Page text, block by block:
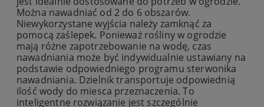
Można nawadniać od 2 do 6 obszarów.
Niewykorzystane wyjścia należy zamknąć za
pomocą zaślepek. Ponieważ rośliny w ogrodzie
mają różne zapotrzebowanie na wodę, czas
nawadniania może być indywidualnie ustawiany na
podstawie odpowiedniego programu sterwonika
nawadniania. Dzielnik transportuje odpowiednią
ilość wody do miesca przeznaczenia. To
inteligentne rozwiązanie jest szczególnie